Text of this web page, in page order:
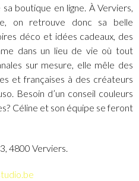
boutique en ligne. À Verviers,
on retrouve donc sa belle
déco et idées cadeaux, des
dans un lieu de vie où tout
sur mesure, elle mêle des
et françaises à des créateurs
Besoin d’un conseil couleurs
Céline et son équipe se feront
4800 Verviers.